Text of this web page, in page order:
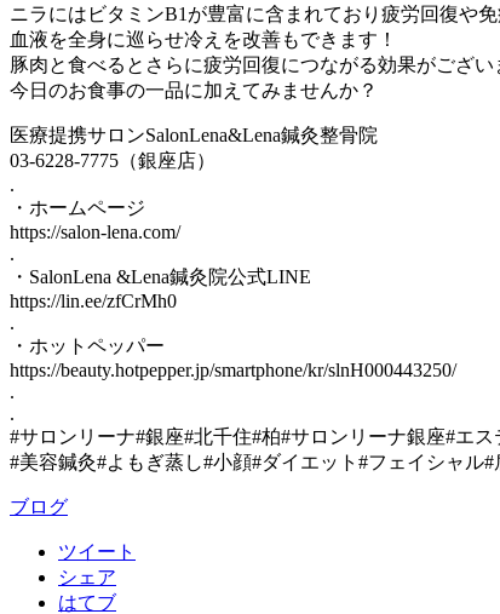
ニラにはビタミンB1が豊富に含まれており疲労回復や
血液を全身に巡らせ冷えを改善もできます！
豚肉と食べるとさらに疲労回復につながる効果がござい
今日のお食事の一品に加えてみませんか？
医療提携サロンSalonLena&Lena鍼灸整骨院
03-6228-7775（銀座店）
.
・ホームページ
https://salon-lena.com/
.
・SalonLena &Lena鍼灸院公式LINE
https://lin.ee/zfCrMh0
.
・ホットペッパー
https://beauty.hotpepper.jp/smartphone/kr/slnH000443250/
.
.
#サロンリーナ#銀座#北千住#柏#サロンリーナ銀座#エ
#美容鍼灸#よもぎ蒸し#小顔#ダイエット#フェイシャル
ブログ
ツイート
シェア
はてブ